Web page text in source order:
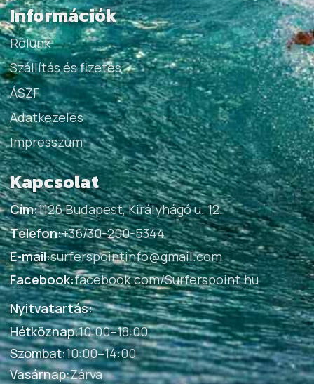
Információk
Rólunk
Szállítás és fizetés
ÁSZF
Adatkezelés
Impresszum
Kapcsolat
Cím:1126 Budapest, Királyhágó u. 12.
Telefon:+36/30-200-5344
E-mail:surferspointinfo@gmail.com
Facebook:facebook.com/Surferspoint.hu
Nyitvatartás:
Hétköznap:10:00–18:00
Szombat:10:00–14:00
Vasárnap:Zárva